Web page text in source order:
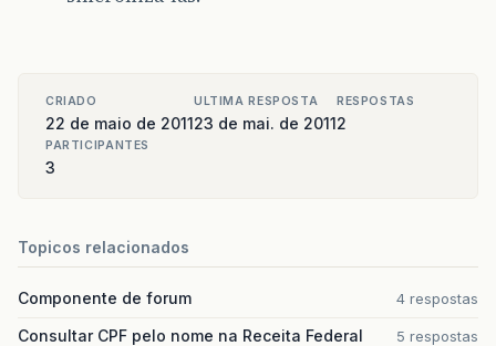
CRIADO
22 de maio de 2011
ULTIMA RESPOSTA
23 de mai. de 2011
RESPOSTAS
2
PARTICIPANTES
3
Topicos relacionados
Componente de forum 4 respostas
Consultar CPF pelo nome na Receita Federal 5 respostas